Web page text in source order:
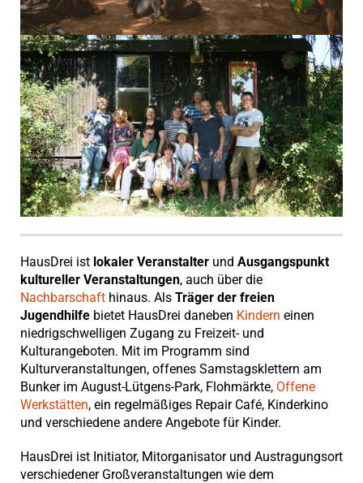
HausDrei ist lokaler Veranstalter und Ausgangspunkt
kultureller Veranstaltungen, auch über die
Nachbarschaft hinaus. Als Träger der freien
Jugendhilfe bietet HausDrei daneben Kindern einen
niedrigschwelligen Zugang zu Freizeit- und
Kulturangeboten. Mit im Programm sind
Kulturveranstaltungen, offenes Samstagsklettern am
Bunker im August-Lütgens-Park, Flohmärkte, Offene
Werkstätten, ein regelmäßiges Repair Café, Kinderkino
und verschiedene andere Angebote für Kinder.
HausDrei ist Initiator, Mitorganisator und Austragungsort
verschiedener Großveranstaltungen wie dem